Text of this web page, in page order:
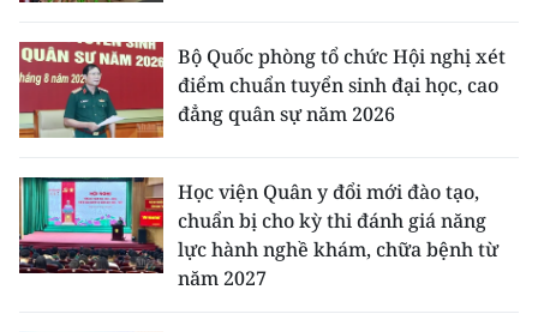
Bộ Quốc phòng tổ chức Hội nghị xét
điểm chuẩn tuyển sinh đại học, cao
đẳng quân sự năm 2026
Học viện Quân y đổi mới đào tạo,
chuẩn bị cho kỳ thi đánh giá năng
lực hành nghề khám, chữa bệnh từ
năm 2027